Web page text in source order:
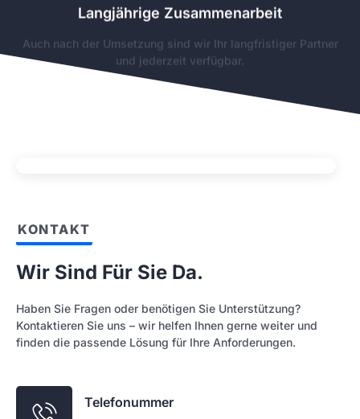
Langjährige Zusammenarbeit
Auch nach der Umsetzung sind wir Ihr langfristiger Partner
und jederzeit verfügbar.
KONTAKT
Wir Sind Für Sie Da.
Haben Sie Fragen oder benötigen Sie Unterstützung?
Kontaktieren Sie uns – wir helfen Ihnen gerne weiter und
finden die passende Lösung für Ihre Anforderungen.
Telefonummer